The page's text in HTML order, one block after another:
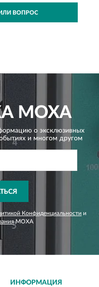
ВОПРОС
MOXA
о эксклюзивных
и многом другом
Конфиденциальности и
MOXA
ИНФОРМАЦИЯ